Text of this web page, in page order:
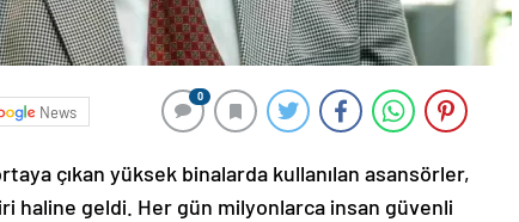
News
0
çıkan yüksek binalarda kullanılan asansörler,
haline geldi. Her gün milyonlarca insan güvenli